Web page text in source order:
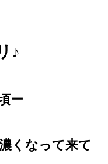
♪
ー
くなって来て